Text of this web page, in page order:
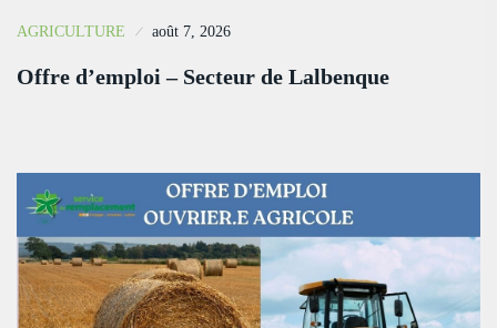
AGRICULTURE août 7, 2026
Offre d’emploi – Secteur de Lalbenque